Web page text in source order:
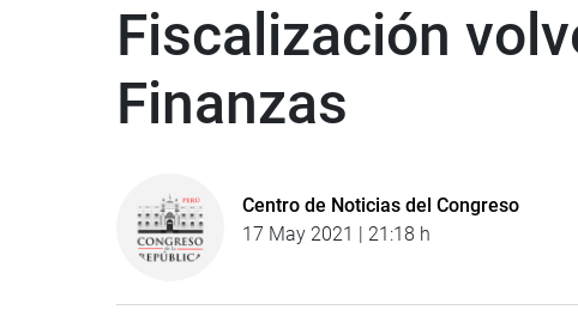
Fiscalización
Finanzas
Centro de Noticias del Congreso
17 May 2021 | 21:18 h